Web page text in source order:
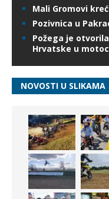
Mali Gromovi
Pozivnica u
Požega je
Hrvatske u
NOVOSTI U SLIKAMA